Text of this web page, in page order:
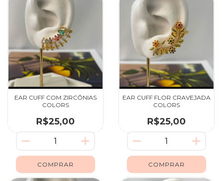
EAR CUFF COM ZIRCÔNIAS
COLORS
R$25,00
EAR CUFF FLOR CRAVEJADA
COLORS
R$25,00